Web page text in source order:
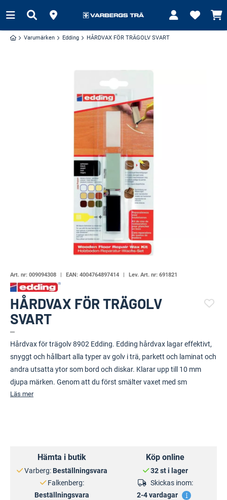
Varumärken Edding HÅRDVAX FÖR TRÄGOLV SVART
Art. nr: 009094308 EAN: 4004764897414 Lev. Art. nr: 691821
HÅRDVAX FÖR TRÄGOLV
SVART
Hårdvax för trägolv 8902 Edding. Edding hårdvax lagar effektivt,
snyggt och hållbart alla typer av golv i trä, parkett och laminat och
andra utsatta ytor som bord och diskar. Klarar upp till 10 mm
djupa märken. Genom att du först smälter vaxet med sm
Läs mer
Hämta i butik
Varberg: Beställningsvara
Falkenberg:
Beställningsvara
Köp online
32 st i lager
Skickas inom:
2-4 vardagar